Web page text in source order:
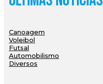
Canoagem
Voleibol
Futsal
Automobilismo
Diversos